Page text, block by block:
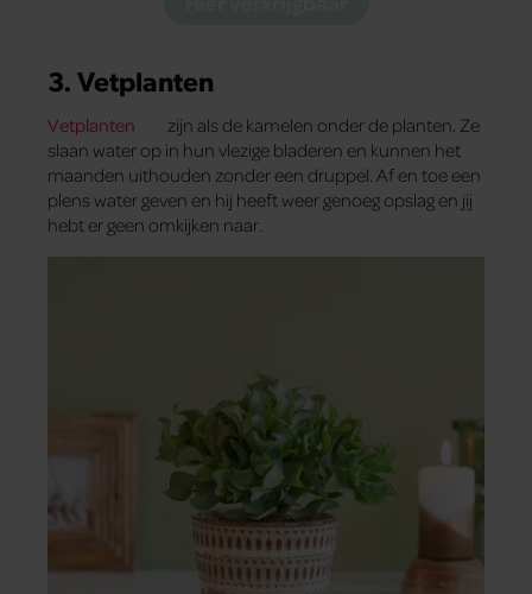
3. Vetplanten
Vetplanten
zijn als de kamelen onder de planten. Ze
slaan water op in hun vlezige bladeren en kunnen het
maanden uithouden zonder een druppel. Af en toe een
plens water geven en hij heeft weer genoeg opslag en jij
hebt er geen omkijken naar.